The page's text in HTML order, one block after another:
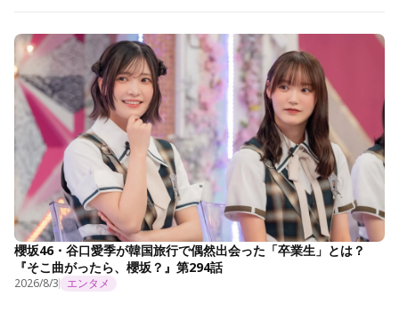
櫻坂46・谷口愛季が韓国旅行で偶然出会った「卒業生」とは？
『そこ曲がったら、櫻坂？』第294話
2026/8/3 エンタメ